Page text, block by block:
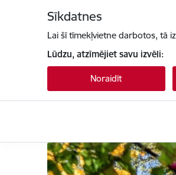
Sīkdatnes
Lai šī tīmekļvietne darbotos, tā
Lūdzu, atzīmējiet savu izvēli:
Noraidīt
Krāslavas novada